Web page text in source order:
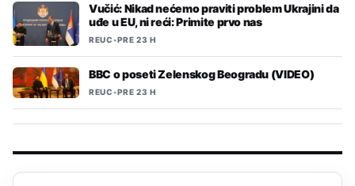
Vučić: Nikad nećemo praviti problem Ukrajini da
uđe u EU, ni reći: Primite prvo nas
REUC•PRE 23 H
BBC o poseti Zelenskog Beogradu (VIDEO)
REUC•PRE 23 H